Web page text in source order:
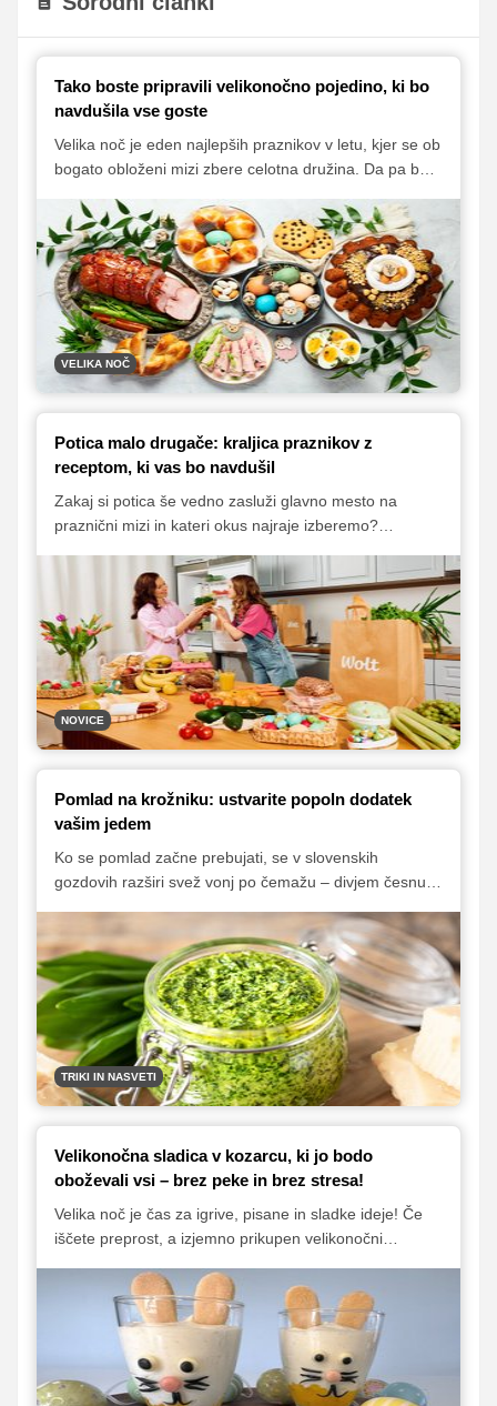
Tako boste pripravili velikonočno pojedino, ki bo
navdušila vse goste
Velika noč je eden najlepših praznikov v letu, kjer se ob
bogato obloženi mizi zbere celotna družina. Da pa bo
skrbno načrtovanje, ki vključuje vse od priprave jedi,
praznične dekoracije do ustrezne vinske spremljave.
VELIKA NOČ
Potica malo drugače: kraljica praznikov z
receptom, ki vas bo navdušil
Zakaj si potica še vedno zasluži glavno mesto na
praznični mizi in kateri okus najraje izberemo?
presenetite z nekoliko drugačno. Pripravili smo vam
namreč ekskluziven recept, ki bo navdušil tudi največje
tradicionaliste.
NOVICE
Pomlad na krožniku: ustvarite popoln dodatek
vašim jedem
Ko se pomlad začne prebujati, se v slovenskih
gozdovih razširi svež vonj po čemažu – divjem česnu,
priljubljenih in vsestranskih oblik njegove uporabe je
priprava okusnega čemaževega pesta, ki navdušuje s
svojo intenzivno aromo in široko uporabnostjo v kuhinji.
TRIKI IN NASVETI
Velikonočna sladica v kozarcu, ki jo bodo
oboževali vsi – brez peke in brez stresa!
Velika noč je čas za igrive, pisane in sladke ideje! Če
iščete preprost, a izjemno prikupen velikonočni
brez kuhanja, brez peke, a s polnim okusom in
simpatičnim videzom.